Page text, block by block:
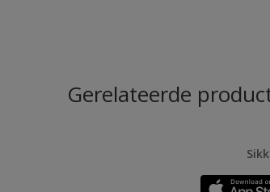
Gerelateerde